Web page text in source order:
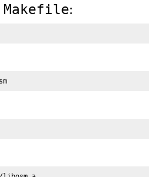
Makefile: